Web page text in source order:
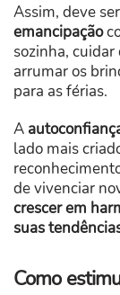
Assim, deve
emancipação
sozinha,
arrumar os
para as férias.
A
lado mais
de vivenciar
crescer em
suas
Como